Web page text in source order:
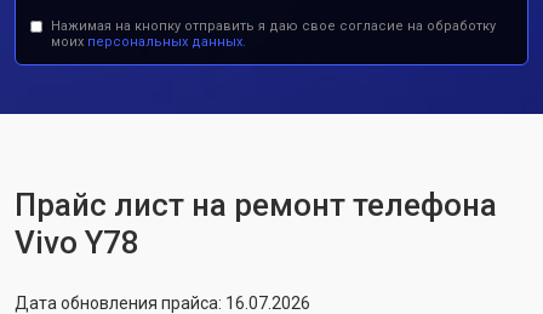
Нажимая на кнопку отправить я даю свое согласие на обработку
моих персональных данных.
Прайс лист на ремонт телефона
Vivo Y78
Дата обновления прайса: 16.07.2026